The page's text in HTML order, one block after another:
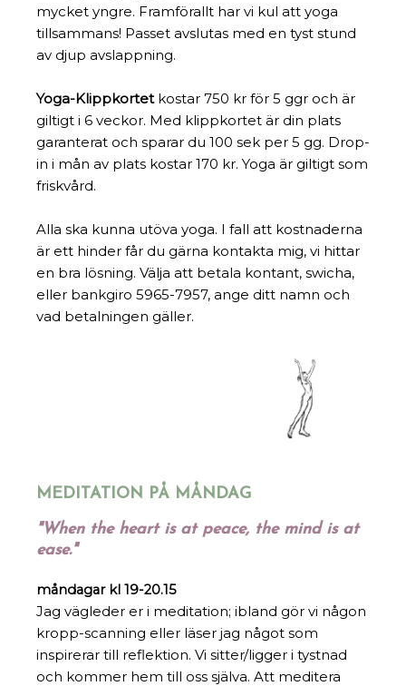
mycket yngre. Framförallt har vi kul att yoga
tillsammans! Passet avslutas med en tyst stund
av djup avslappning.
Yoga-Klippkortetkostar 750 kr för 5 ggr och är
giltigt i 6 veckor. Med klippkortet är din plats
garanterat och sparar du 100 sek per 5 gg. Drop-
in i mån av plats kostar 170 kr. Yoga är giltigt som
friskvård.
Alla ska kunna utöva yoga. I fall att kostnaderna
är ett hinder får du gärna kontakta mig, vi hittar
en bra lösning. Välja att betala kontant, swicha,
eller bankgiro 5965-7957, ange ditt namn och
vad betalningen gäller.
MEDITATION PÅ MÅNDAG
"When the heart is at peace, the mind is at
ease."
måndagar kl 19-20.15
Jag vägleder er i meditation; ibland gör vi någon
kropp-scanning eller läser jag något som
inspirerar till reflektion. Vi sitter/ligger i tystnad
och kommer hem till oss själva. Att meditera